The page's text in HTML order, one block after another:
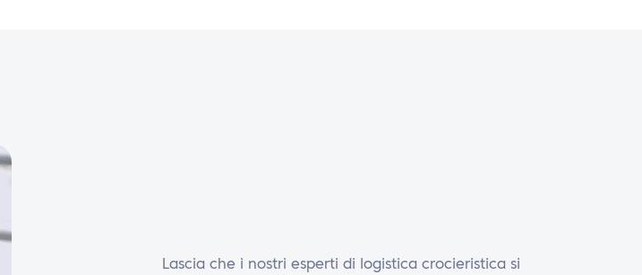
Lascia che i nostri esperti di logistica crocieristica si